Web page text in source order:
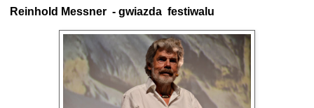
Reinhold Messner - gwiazda festiwalu